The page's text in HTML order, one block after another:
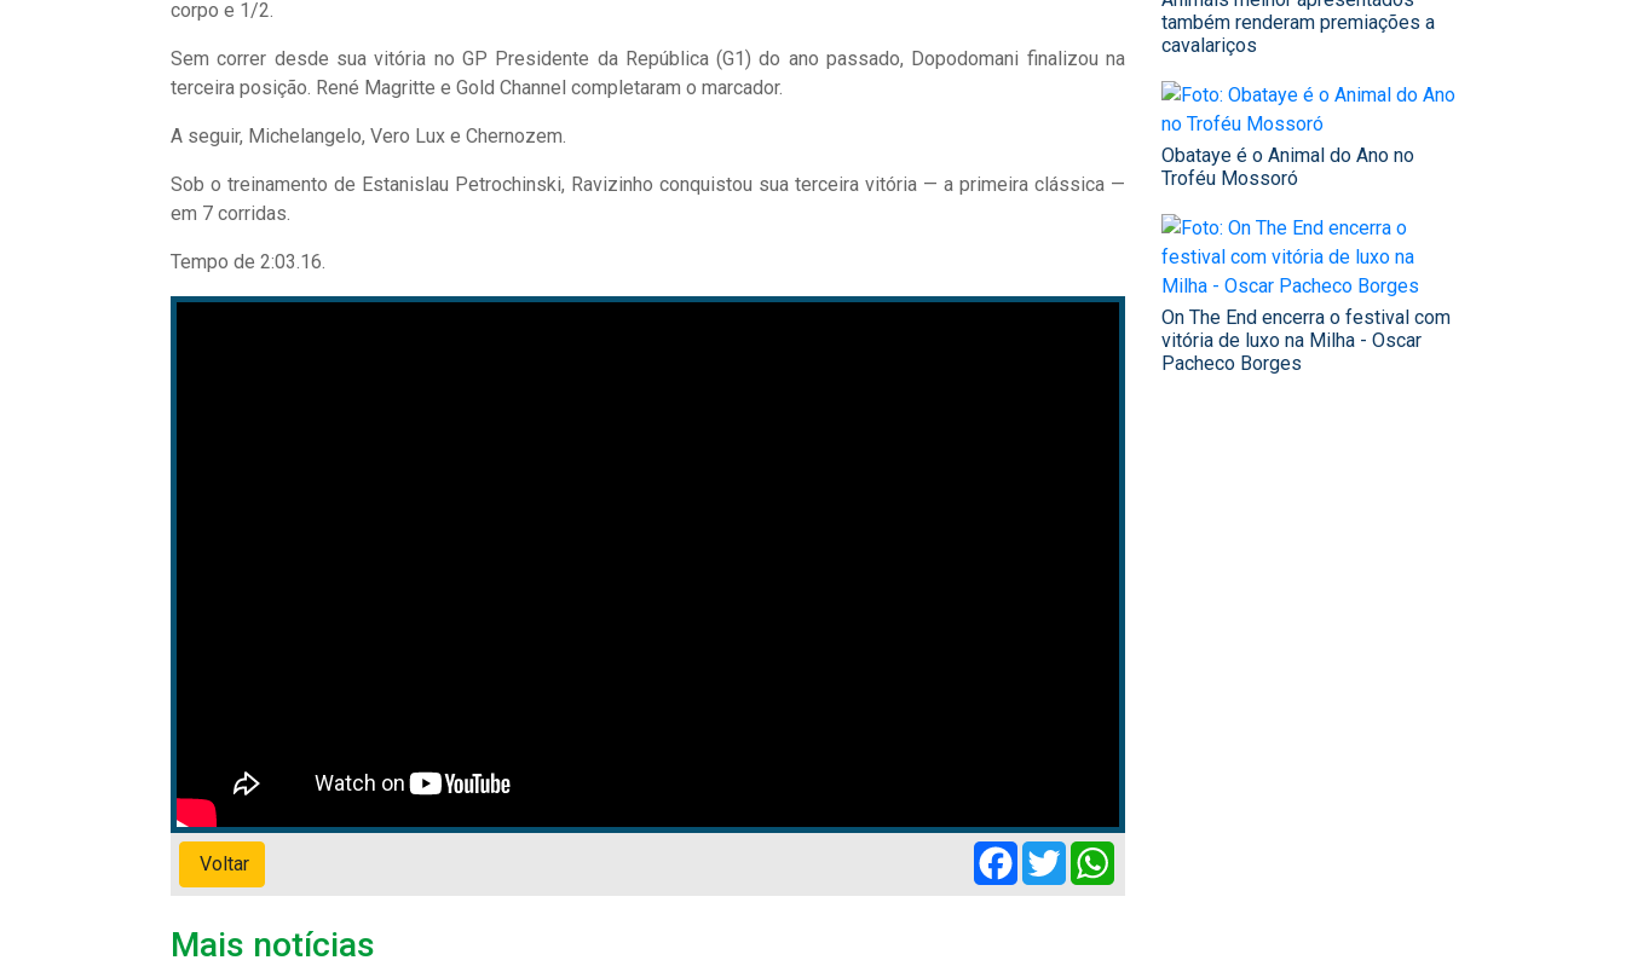
corpo e 1/2.
Sem correr desde sua vitória no GP Presidente da República (G1) do ano passado, Dopodomani finalizou na
terceira posição. René Magritte e Gold Channel completaram o marcador.
A seguir, Michelangelo, Vero Lux e Chernozem.
Sob o treinamento de Estanislau Petrochinski, Ravizinho conquistou sua terceira vitória — a primeira clássica —
em 7 corridas.
Tempo de 2:03.16.
Voltar
Facebook
Twitter
Mais notícias
também renderam premiações a
cavalariços
Obataye é o Animal do Ano no
Troféu Mossoró
On The End encerra o festival com
vitória de luxo na Milha - Oscar
Pacheco Borges